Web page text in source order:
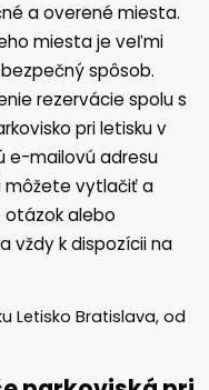
a overené miesta.
miesta je veľmi
spôsob.
rezervácie spolu s
pri letisku v
e-mailovú adresu
môžete vytlačiť a
otázok alebo
vždy k dispozícii na
Letisko Bratislava, od